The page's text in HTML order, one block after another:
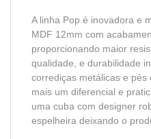
A linha Pop é inovadora e
MDF 12mm com
proporcionando maior
qualidade, e durabilidade
corrediças metálicas e
mais um diferencial e
uma cuba com designer
espelheira deixando o